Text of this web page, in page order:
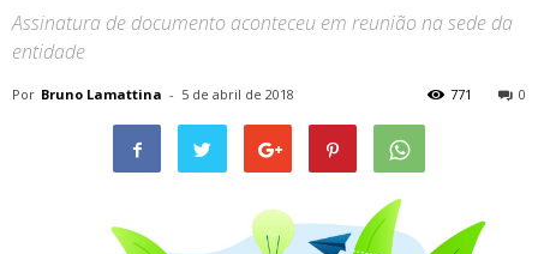
Assinatura de documento aconteceu em reunião na sede da
entidade
Por Bruno Lamattina - 5 de abril de 2018 0
771